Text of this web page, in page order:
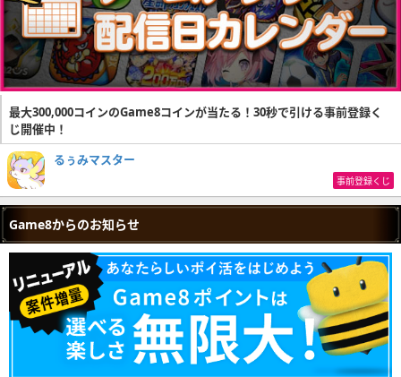
最大300,000コインのGame8コインが当たる！30秒で引ける事前登録く
じ開催中！
るぅみマスター
事前登録くじ
Game8からのお知らせ